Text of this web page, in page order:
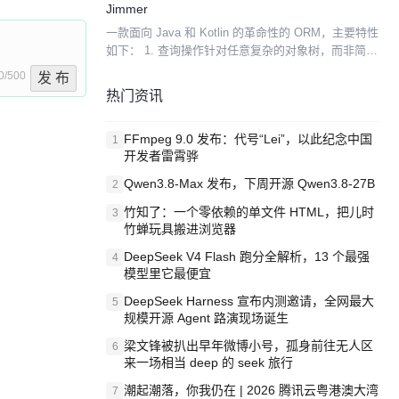
500 发 布
Jimmer
一款面向 Java 和 Kotlin 的革命性的 ORM，主要特性
如下： 1. 查询操作针对任意复杂的对象树，而非简单
操作针对任意复杂的对象树，而非...
热门资讯
1 FFmpeg 9.0 发布：代号“Lei”，以此纪念中国
开发者雷霄骅
2 Qwen3.8-Max 发布，下周开源 Qwen3.8-27B
3 竹知了：一个零依赖的单文件 HTML，把儿时
竹蝉玩具搬进浏览器
4 DeepSeek V4 Flash 跑分全解析，13 个最强
模型里它最便宜
5 DeepSeek Harness 宣布内测邀请，全网最大
规模开源 Agent 路演现场诞生
6 梁文锋被扒出早年微博小号，孤身前往无人区
来一场相当 deep 的 seek 旅行
7 潮起潮落，你我仍在 | 2026 腾讯云粤港澳大湾